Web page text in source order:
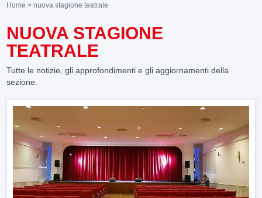
Home > nuova stagione teatrale
NUOVA STAGIONE
TEATRALE
Tutte le notizie, gli approfondimenti e gli aggiornamenti della
sezione.